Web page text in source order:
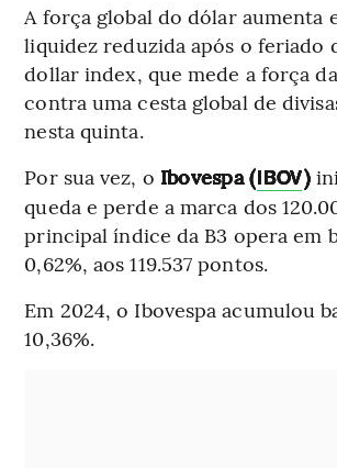
A força global do dólar aumenta
liquidez reduzida após o feriado
dollar index, que mede a força
contra uma cesta global de
nesta quinta.
Por sua vez, o Ibovespa (IBOV)
queda e perde a marca dos
principal índice da B3 opera em
0,62%, aos 119.537 pontos.
Em 2024, o Ibovespa acumulou
10,36%.